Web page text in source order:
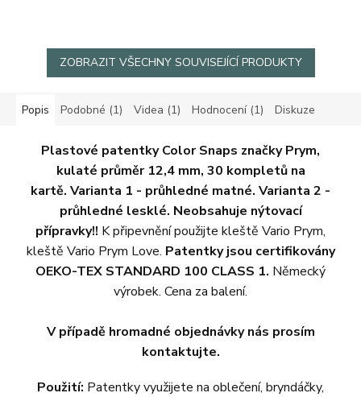
ZOBRAZIT VŠECHNY SOUVISEJÍCÍ PRODUKTY
Popis Podobné (1) Videa (1) Hodnocení (1) Diskuze
Plastové patentky Color Snaps značky Prym,
kulaté průměr 12,4 mm, 30 kompletů na
kartě. Varianta 1 - průhledné matné. Varianta 2 -
průhledné lesklé. Neobsahuje nýtovací
přípravky!! K připevnění použijte kleště Vario Prym,
kleště Vario Prym Love. Patentky jsou certifikovány
OEKO-TEX STANDARD 100 CLASS 1. Německý
výrobek. Cena za balení.
V případě hromadné objednávky nás prosím
kontaktujte.
Použití: Patentky využijete na oblečení, bryndáčky,